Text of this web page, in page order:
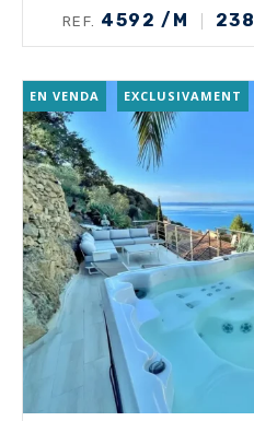
REF. 4592 /M 238
EN VENDA EXCLUSIVAMENT